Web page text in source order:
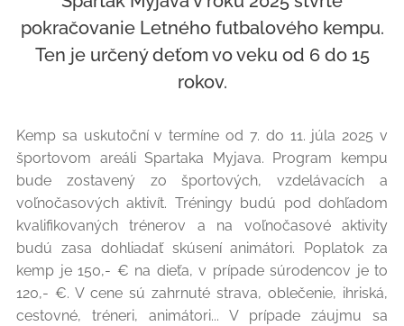
pokračovanie Letného futbalového kempu.
Ten je určený deťom vo veku od 6 do 15
rokov.
Kemp sa uskutoční v termíne od 7. do 11. júla 2025 v
športovom areáli Spartaka Myjava. Program kempu
bude zostavený zo športových, vzdelávacích a
voľnočasových aktivít. Tréningy budú pod dohľadom
kvalifikovaných trénerov a na voľnočasové aktivity
budú zasa dohliadať skúsení animátori. Poplatok za
kemp je 150,- € na dieťa, v prípade súrodencov je to
120,- €. V cene sú zahrnuté strava, oblečenie, ihriská,
cestovné, tréneri, animátori... V prípade záujmu sa